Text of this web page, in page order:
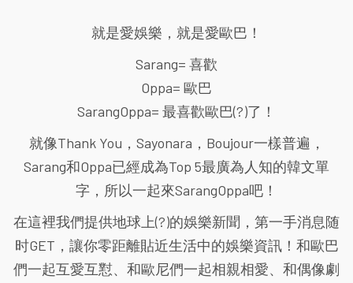
就是愛娛樂，就是愛歐巴！
Sarang= 喜歡
Oppa= 歐巴
SarangOppa= 最喜歡歐巴(?)了！
就像Thank You，Sayonara，Boujour一樣普遍，
Sarang和Oppa已經成為Top 5最廣為人知的韓文單
字，所以一起來SarangOppa吧！
在這裡我們提供地球上(?)的娛樂新聞，第一手消息随
时GET，讓你零距離貼近生活中的娛樂資訊！和歐巴
們一起互愛互懟、和歐尼們一起相親相愛、和偶像劇